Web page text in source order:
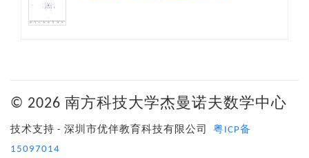
© 2026 南方科技大学杰曼诺夫数学中心
技术支持 - 深圳市优伴教育科技有限公司 粤ICP备
15097014